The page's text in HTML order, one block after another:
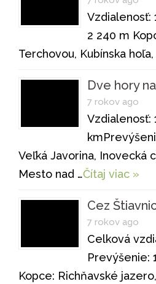
Vzdialenosť:
2 240 m
Terchovou, Kubínska hoľa,
Dve hory
7 rokov ago
Vzdialenosť:
Veľká Javorina, Inovecká
Mesto nad …Čítaj viac »
Cez
7 rokov ago
Celková
Prevýšenie:
Kopce: Richňavské